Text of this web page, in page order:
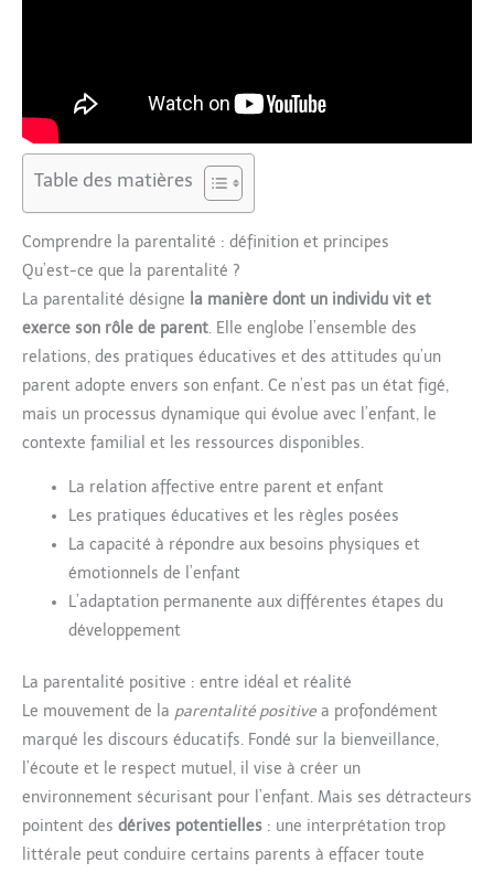
Table des matières
Comprendre la parentalité : définition et principes
Qu’est-ce que la parentalité ?
La parentalité désigne la manière dont un individu vit et
exerce son rôle de parent. Elle englobe l’ensemble des
relations, des pratiques éducatives et des attitudes qu’un
parent adopte envers son enfant. Ce n’est pas un état figé,
mais un processus dynamique qui évolue avec l’enfant, le
contexte familial et les ressources disponibles.
La relation affective entre parent et enfant
Les pratiques éducatives et les règles posées
La capacité à répondre aux besoins physiques et
émotionnels de l’enfant
L’adaptation permanente aux différentes étapes du
développement
La parentalité positive : entre idéal et réalité
Le mouvement de la parentalité positive a profondément
marqué les discours éducatifs. Fondé sur la bienveillance,
l’écoute et le respect mutuel, il vise à créer un
environnement sécurisant pour l’enfant. Mais ses détracteurs
pointent des dérives potentielles : une interprétation trop
littérale peut conduire certains parents à effacer toute